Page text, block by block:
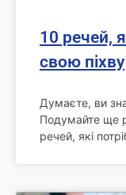
10 речей,
свою піхву
Думаєте, ви
Подумайте ще
речей, які